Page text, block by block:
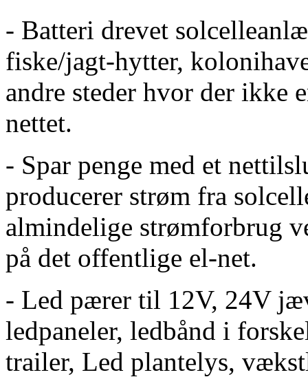
- Batteri drevet
fiske/jagt-hytter,
andre steder hvor der ikke
nettet.
- Spar penge med et
producerer strøm fra
almindelige strømforbrug
på det offentlige el-net.
- Led pærer til 12V, 24V
ledpaneler, ledbånd i
trailer, Led plantelys,